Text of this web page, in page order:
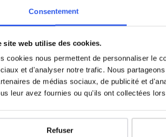
Consentement
site web utilise des cookies.
cookies nous permettent de personnaliser le
et d'analyser notre trafic. Nous
de médias sociaux, de publicité et
leur avez fournies ou qu'ils ont collectées
Refuser
980 profs
Sc. sanitaires et
870 profs
à Villeurbanne